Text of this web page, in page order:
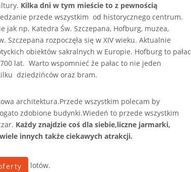
Kilka dni w tym mieście to z pewnością
przede wszystkim od historycznego centrum.
jak np. Katedra Św. Szczepana, Hofburg, muzea,
Szczepana rozpoczęła się w XIV wieku. Aktualnie
obiektów sakralnych w Europie. Hofburg to pałac
lat. Warto wspomnieć że pałac to nie jeden
dziedzińców oraz bram.
architektura.Przede wszystkim polecam by
zdobione budynki.Wiedeń to przede wszystkim
Każdy znajdzie coś dla siebie,liczne jarmarki,
innych także ciekawych atrakcji.
lotów.